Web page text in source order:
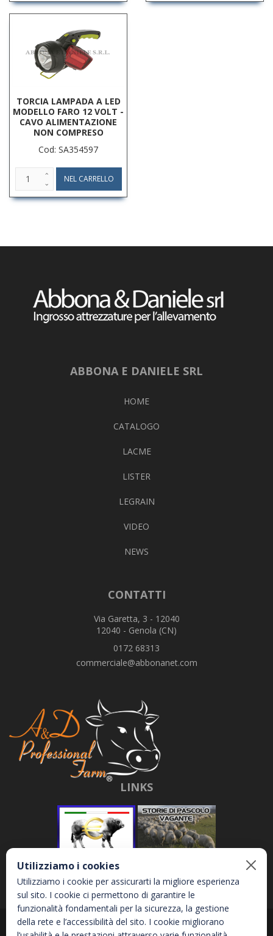
TORCIA LAMPADA A LED
MODELLO FARO 12 VOLT -
CAVO ALIMENTAZIONE
NON COMPRESO
Cod: SA354597
ABBONA E DANIELE SRL
HOME
CATALOGO
LACME
LISTER
LEGRAIN
VIDEO
NEWS
CONTATTI
Via Garetta, 3 - 12040
12040 - Genola (CN)
0172 68313
commerciale@abbonanet.com
LINKS
Abbona e Daniele S.r.l. - Via Garetta, 3 - 12040 - Genola (CN) - P.IVA
Utilizziamo i cookies
Utilizziamo i cookie per assicurarti la migliore esperienza
sul sito. I cookie ci permettono di garantire le
funzionalità fondamentali per la sicurezza, la gestione
della rete e l’accessibilità del sito. I cookie migliorano